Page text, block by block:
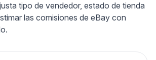
tipo de vendedor, estado de tienda
las comisiones de eBay con